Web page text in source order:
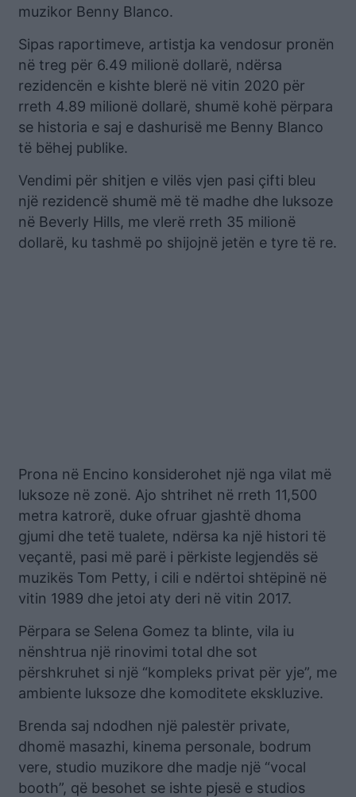
muzikor Benny Blanco.
Sipas raportimeve, artistja ka vendosur pronën
në treg për 6.49 milionë dollarë, ndërsa
rezidencën e kishte blerë në vitin 2020 për
rreth 4.89 milionë dollarë, shumë kohë përpara
se historia e saj e dashurisë me Benny Blanco
të bëhej publike.
Vendimi për shitjen e vilës vjen pasi çifti bleu
një rezidencë shumë më të madhe dhe luksoze
në Beverly Hills, me vlerë rreth 35 milionë
dollarë, ku tashmë po shijojnë jetën e tyre të re.
Prona në Encino konsiderohet një nga vilat më
luksoze në zonë. Ajo shtrihet në rreth 11,500
metra katrorë, duke ofruar gjashtë dhoma
gjumi dhe tetë tualete, ndërsa ka një histori të
veçantë, pasi më parë i përkiste legjendës së
muzikës Tom Petty, i cili e ndërtoi shtëpinë në
vitin 1989 dhe jetoi aty deri në vitin 2017.
Përpara se Selena Gomez ta blinte, vila iu
nënshtrua një rinovimi total dhe sot
përshkruhet si një “kompleks privat për yje”, me
ambiente luksoze dhe komoditete ekskluzive.
Brenda saj ndodhen një palestër private,
dhomë masazhi, kinema personale, bodrum
vere, studio muzikore dhe madje një “vocal
booth”, që besohet se ishte pjesë e studios